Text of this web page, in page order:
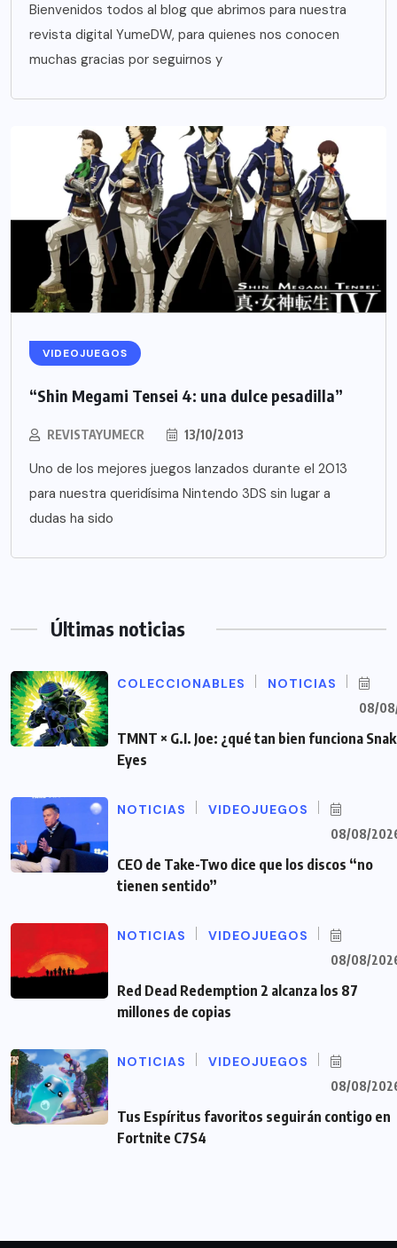
Bienvenidos todos al blog que abrimos para nuestra
revista digital YumeDW, para quienes nos conocen
muchas gracias por seguirnos y
VIDEOJUEGOS
“Shin Megami Tensei 4: una dulce pesadilla”
REVISTAYUMECR 13/10/2013
Uno de los mejores juegos lanzados durante el 2013
para nuestra queridísima Nintendo 3DS sin lugar a
dudas ha sido
Últimas noticias
COLECCIONABLES NOTICIAS
08/
TMNT × G.I. Joe: ¿qué tan bien funciona
Eyes
NOTICIAS VIDEOJUEGOS
08/08/
CEO de Take-Two dice que los discos “no
tienen sentido”
NOTICIAS VIDEOJUEGOS
08/08/
Red Dead Redemption 2 alcanza los 87
millones de copias
NOTICIAS VIDEOJUEGOS
08/08/
Tus Espíritus favoritos seguirán contigo en
Fortnite C7S4